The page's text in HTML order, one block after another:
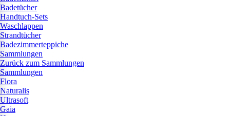
Badetücher
Handtuch-Sets
Waschlappen
Strandtücher
Badezimmerteppiche
Sammlungen
Zurück zum Sammlungen
Sammlungen
Flora
Naturalis
Ultrasoft
Gaia